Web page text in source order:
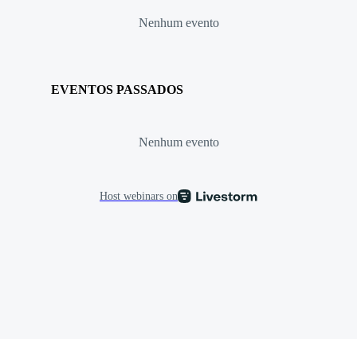
Nenhum evento
EVENTOS PASSADOS
Nenhum evento
Host webinars on